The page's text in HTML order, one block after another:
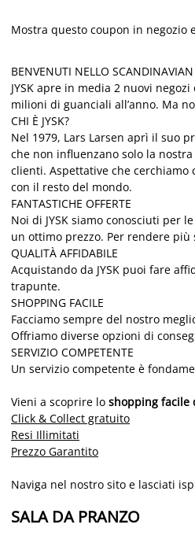
Mostra questo coupon in negozio
BENVENUTI NELLO
JYSK apre in media 2 nuovi
milioni di guanciali all’anno. Ma
CHI È JYSK?
Nel 1979, Lars Larsen aprì il suo
che non influenzano solo la
clienti. Aspettative che
con il resto del mondo.
FANTASTICHE OFFERTE
Noi di JYSK siamo conosciuti
un ottimo prezzo. Per rendere più
QUALITÀ AFFIDABILE
Acquistando da JYSK puoi fare
trapunte.
SHOPPING FACILE
Facciamo sempre del nostro
Offriamo diverse opzioni di
SERVIZIO COMPETENTE
Un servizio competente è
Vieni a scoprire lo shopping facile
Click & Collect gratuito
Resi Illimitati
Prezzo Garantito
Naviga nel nostro sito e lasciati
SALA DA PRANZO